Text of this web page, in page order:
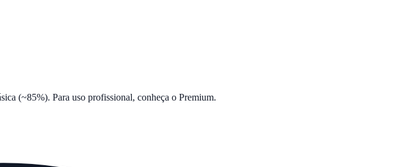
(~85%). Para uso profissional, conheça o Premium.